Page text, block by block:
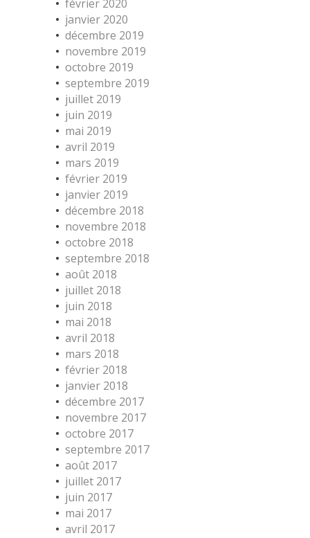
février 2020
janvier 2020
décembre 2019
novembre 2019
octobre 2019
septembre 2019
juillet 2019
juin 2019
mai 2019
avril 2019
mars 2019
février 2019
janvier 2019
décembre 2018
novembre 2018
octobre 2018
septembre 2018
août 2018
juillet 2018
juin 2018
mai 2018
avril 2018
mars 2018
février 2018
janvier 2018
décembre 2017
novembre 2017
octobre 2017
septembre 2017
août 2017
juillet 2017
juin 2017
mai 2017
avril 2017